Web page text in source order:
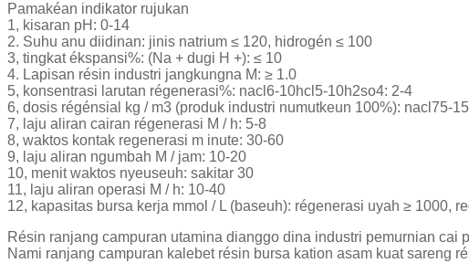
Pamakéan indikator rujukan
1, kisaran pH: 0-14
2. Suhu anu diidinan: jinis natrium ≤ 120, hidrogén ≤ 100
3, tingkat ékspansi%: (Na + dugi H +): ≤ 10
4. Lapisan résin industri jangkungna M: ≥ 1.0
5, konsentrasi larutan régenerasi%: nacl6-10hcl5-10h2so4: 2-4
6, dosis régénsial kg / m3 (produk industri numutkeun 100%): nacl75-
7, laju aliran cairan régenerasi M / h: 5-8
8, waktos kontak regenerasi m inute: 30-60
9, laju aliran ngumbah M / jam: 10-20
10, menit waktos nyeuseuh: sakitar 30
11, laju aliran operasi M / h: 10-40
12, kapasitas bursa kerja mmol / L (baseuh): régenerasi uyah ≥ 1000,
Résin ranjang campuran utamina dianggo dina industri pemurnian
Nami ranjang campuran kalebet résin bursa kation asam kuat sareng